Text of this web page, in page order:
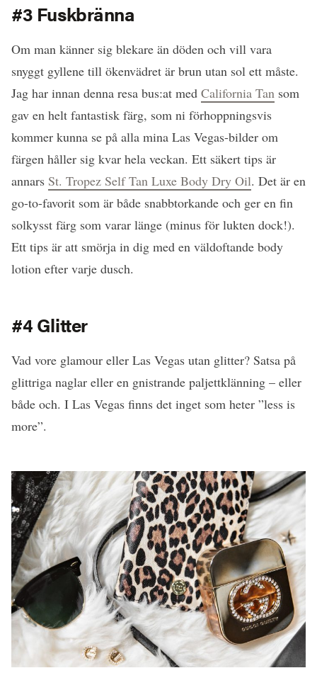
#3 Fuskbränna
Om man känner sig blekare än döden och vill vara
snyggt gyllene till ökenvädret är brun utan sol ett måste.
Jag har innan denna resa bus:at med California Tan som
gav en helt fantastisk färg, som ni förhoppningsvis
kommer kunna se på alla mina Las Vegas-bilder om
färgen håller sig kvar hela veckan. Ett säkert tips är
annars St. Tropez Self Tan Luxe Body Dry Oil. Det är en
go-to-favorit som är både snabbtorkande och ger en fin
solkysst färg som varar länge (minus för lukten dock!).
Ett tips är att smörja in dig med en väldoftande body
lotion efter varje dusch.
#4 Glitter
Vad vore glamour eller Las Vegas utan glitter? Satsa på
glittriga naglar eller en gnistrande paljettklänning – eller
både och. I Las Vegas finns det inget som heter ”less is
more”.